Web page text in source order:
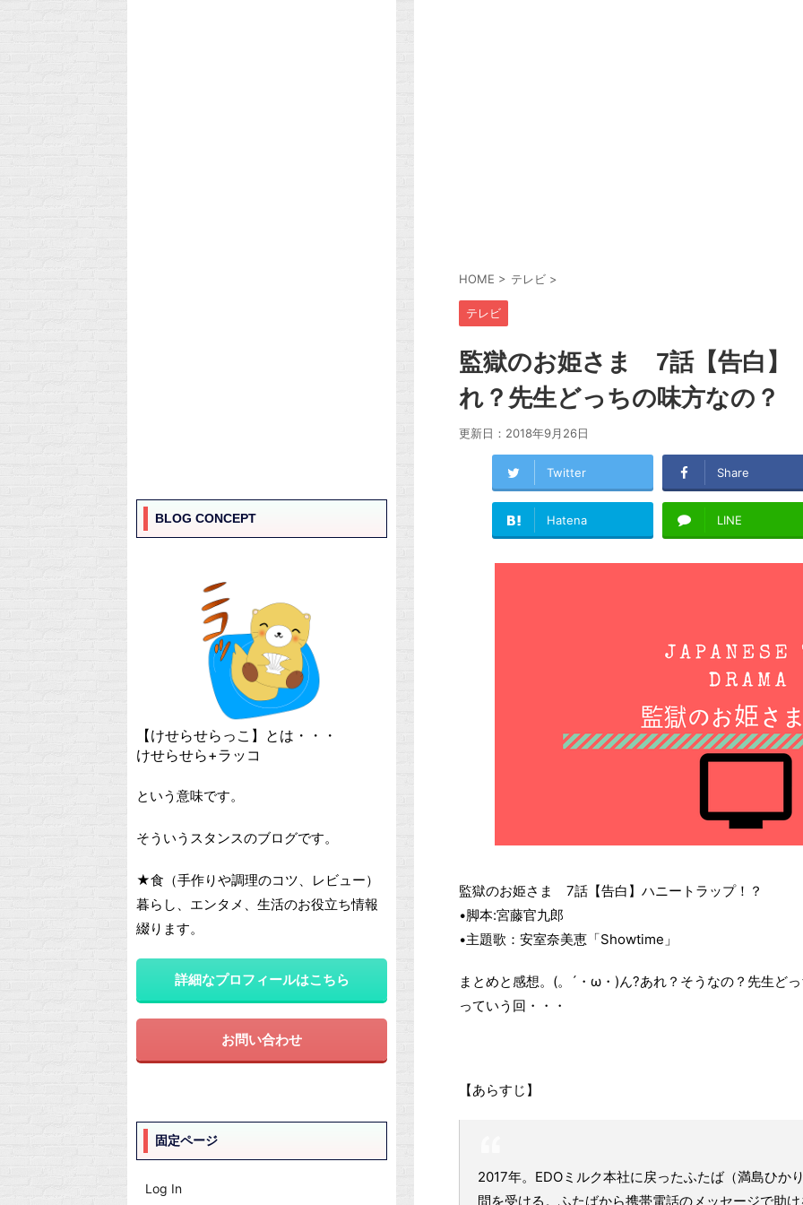
HOME > テレビ >
テレビ
監獄のお姫さま 7話【告白
れ？先生どっちの味方なの？
更新日： 2018年9月26日
Twitter Share
Hatena LINE
監獄のお姫さま 7話【告白】ハニートラップ！？
•脚本:宮藤官九郎
•主題歌：安室奈美恵「Showtime」
まとめと感想。(。´・ω・)ん?あれ？そうなの？先生ど
っていう回・・・
【あらすじ】
2017年。EDOミルク本社に戻ったふたば（満島ひか
問を受ける。ふたばから携帯電話のメッセージで助
BLOG CONCEPT
【けせらせらっこ】とは・・・
けせらせら+ラッコ
という意味です。
そういうスタンスのブログです。
★食（手作りや調理のコツ、レビュー）
暮らし、エンタメ、生活のお役立ち情報
綴ります。
詳細なプロフィールはこちら
お問い合わせ
固定ページ
Log In